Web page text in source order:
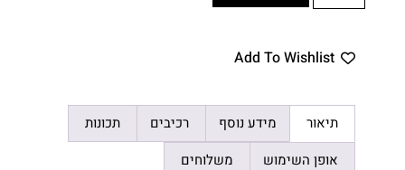
Add To Wishlist
תיאור מידע נוסף רכיבים
תכונות
אופן השימוש
משלוחים